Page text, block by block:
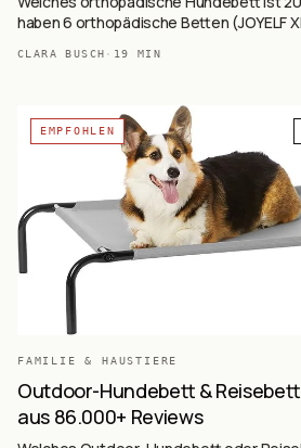
haben 6 orthopädische Betten (JOYELF
BEDSURE Memory + Eierkarton,
Reviews ausgewertet — Memory-Foam,
Höhle-Form, wasserdicht.
CLARA BUSCH · 19 MIN
EMPFOHLEN
FAMILIE & HAUSTIERE
Outdoor-Hundebett &
aus 86.000+ Reviews